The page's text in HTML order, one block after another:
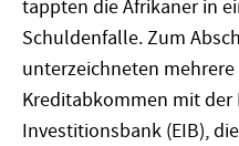
tappten die Afrikaner in
Schuldenfalle. Zum
unterzeichneten
Kreditabkommen mit der
Investitionsbank (EIB),